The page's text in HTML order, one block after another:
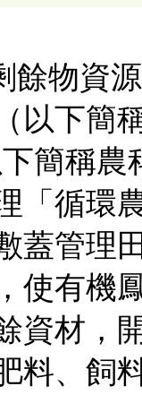
物資源
以下簡
簡稱農
「循環
蓋管理
使有機
資材，
料、飼